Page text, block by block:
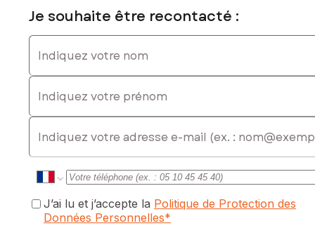
Je souhaite être recontacté :
Indiquez votre nom
Indiquez votre prénom
E-mail
J’ai lu et j’accepte la Politique de Protection des
Données Personnelles*